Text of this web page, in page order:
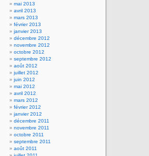
mai 2013
avril 2013
mars 2013
février 2013
janvier 2013
décembre 2012
novembre 2012
octobre 2012
septembre 2012
août 2012
juillet 2012
juin 2012
mai 2012
avril 2012
mars 2012
février 2012
janvier 2012
décembre 2011
novembre 2011
octobre 2011
septembre 2011
août 2011